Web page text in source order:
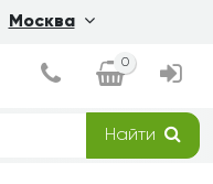
Москва
0
Найти